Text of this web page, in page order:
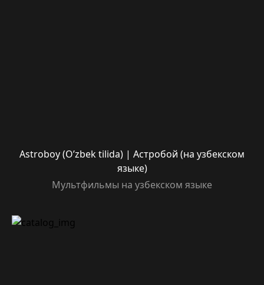
Astroboy (O’zbek tilida) | Астробой (на узбекском
языке)
Мультфильмы на узбекском языке